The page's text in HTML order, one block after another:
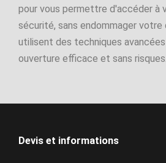
pour vous permettre d'accéder à
sécurité, sans endommager
utilisent des techniques
ouverture efficace et sans risques.
Devis et informations